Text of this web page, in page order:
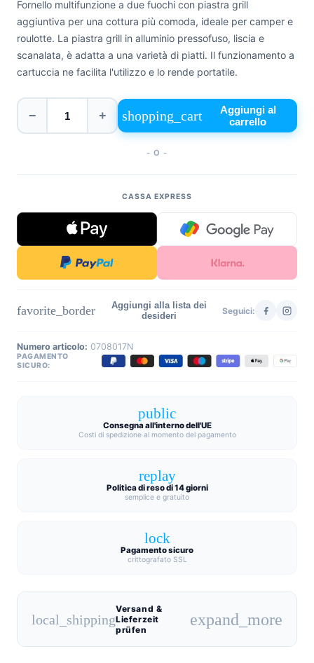
phone0471
540
4.6
Google
Fornello multifunzione a due fuochi con piastra grill
aggiuntiva per una cottura più comoda, ideale per camper e
roulotte. La piastra grill in alluminio pressofuso, liscia e
scanalata, è adatta a una varietà di piatti. Il funzionamento a
cartuccia ne facilita l'utilizzo e lo rende portatile.
− + shopping_cart
Aggiungi al
carrello
- O -
CASSA EXPRESS
favorite_border
Aggiungi alla lista dei
desideri
Seguici:
Numero articolo: 0708017N
PAGAMENTO
SICURO:
public
Consegna all'interno dell'UE
Costi di spedizione al momento del pagamento
replay
Politica di reso di 14 giorni
semplice e gratuito
lock
Pagamento sicuro
crittografato SSL
local_shipping
Versand &
Lieferzeit
prüfen
expand_more